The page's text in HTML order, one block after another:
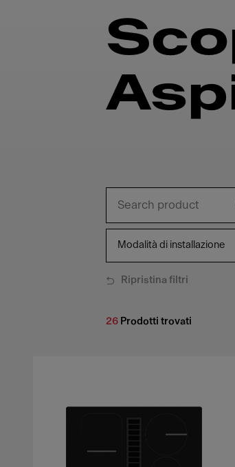
Modalità di installazione
Ripristina filtri
26 Prodotti trovati